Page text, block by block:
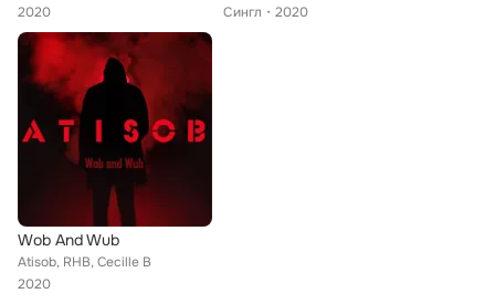
2020
Сингл
2020
Wob And Wub
Atisob, RHB, Cecille B
2020